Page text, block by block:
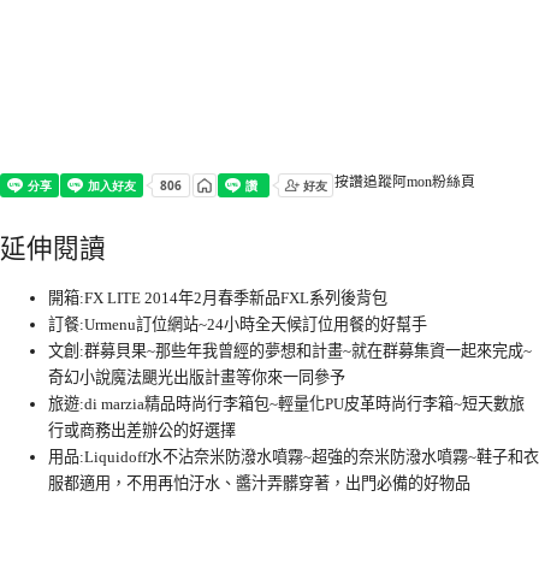
按讚追蹤阿mon粉絲頁
延伸閱讀
開箱:FX LITE 2014年2月春季新品FXL系列後背包
訂餐:Urmenu訂位網站~24小時全天候訂位用餐的好幫手
文創:群募貝果~那些年我曾經的夢想和計畫~就在群募集資一起來完成~
奇幻小說魔法颶光出版計畫等你來一同參予
旅遊:di marzia精品時尚行李箱包~輕量化PU皮革時尚行李箱~短天數旅
行或商務出差辦公的好選擇
用品:Liquidoff水不沾奈米防潑水噴霧~超強的奈米防潑水噴霧~鞋子和衣
服都適用，不用再怕汙水、醬汁弄髒穿著，出門必備的好物品